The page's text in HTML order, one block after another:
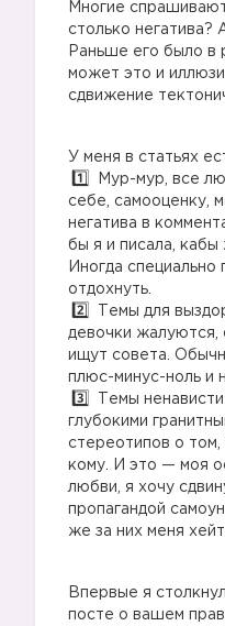
Многие
столько негатива?
Раньше его было в
может это и
сдвижение
У меня в статьях
Мур-мур, все
себе, самооценку,
негатива в
бы я и писала, кабы
Иногда специально
отдохнуть.
Темы для
девочки жалуются,
ищут совета.
плюс-минус-ноль и
Темы
глубокими
стереотипов о
кому. И это — моя
любви, я хочу
пропагандой
же за них меня
Впервые я
посте о вашем